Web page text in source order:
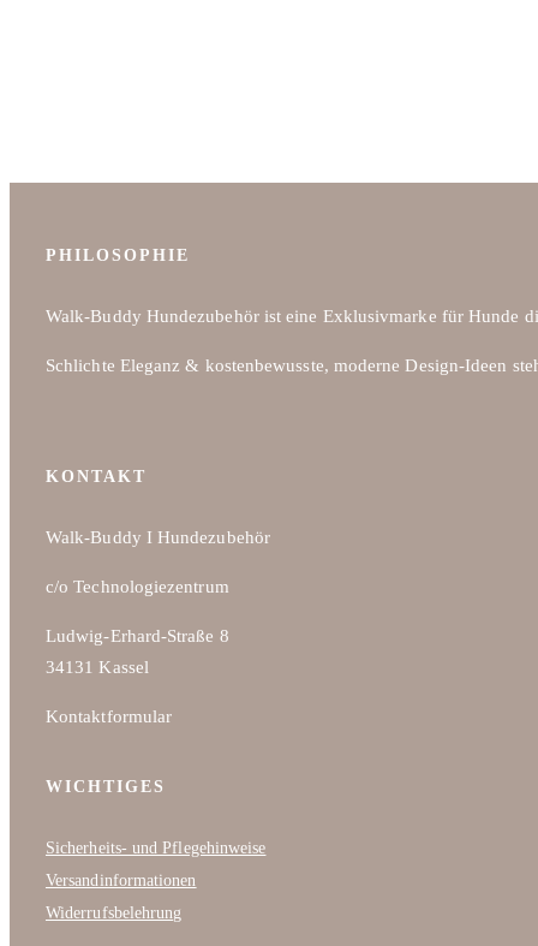
PHILOSOPHIE
Walk-Buddy Hundezubehör ist eine Exklusivmarke für Hunde
Schlichte Eleganz & kostenbewusste, moderne Design-Ideen
KONTAKT
Walk-Buddy I Hundezubehör
c/o Technologiezentrum
Ludwig-Erhard-Straße 8
34131 Kassel
Kontaktformular
WICHTIGES
Sicherheits- und Pflegehinweise
Versandinformationen
Widerrufsbelehrung